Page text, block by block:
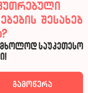
შესახებ
საუკეთესო